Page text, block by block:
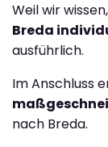
Weil wir
Breda
ausführlich.
Im Anschluss
nach Breda.